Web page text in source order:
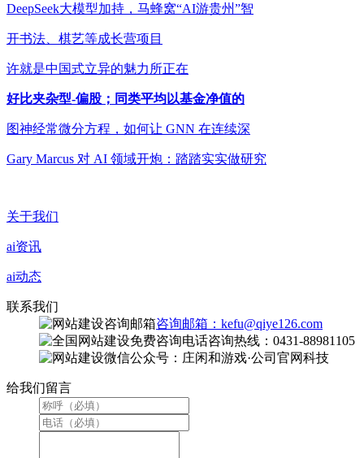
DeepSeek大模型加持，马蜂窝“AI游贵州”智
开书法、棋艺等成长营项目
许就是中国式立异的魅力所正在
好比夹杂型-偏股；同类平均以基金净值的
图神经常微分方程，如何让 GNN 在连续深
Gary Marcus 对 AI 领域开炮：踏踏实实做研究
关于我们
ai资讯
ai动态
联系我们
咨询邮箱：kefu@qiye126.com
咨询热线：0431-88981105
微信公众号：庄闲和游戏·公司官网科技
给我们留言